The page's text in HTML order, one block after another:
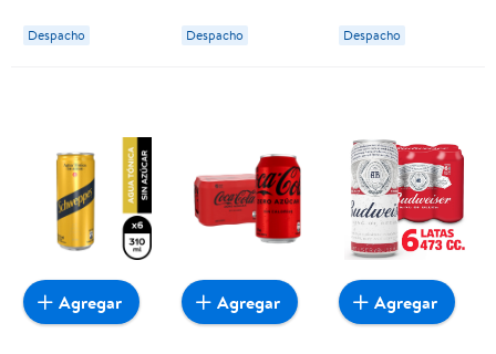
Despacho Despacho Despacho
Agregar Agregar Agregar